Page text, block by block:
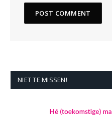
NIET TE MISSEN!